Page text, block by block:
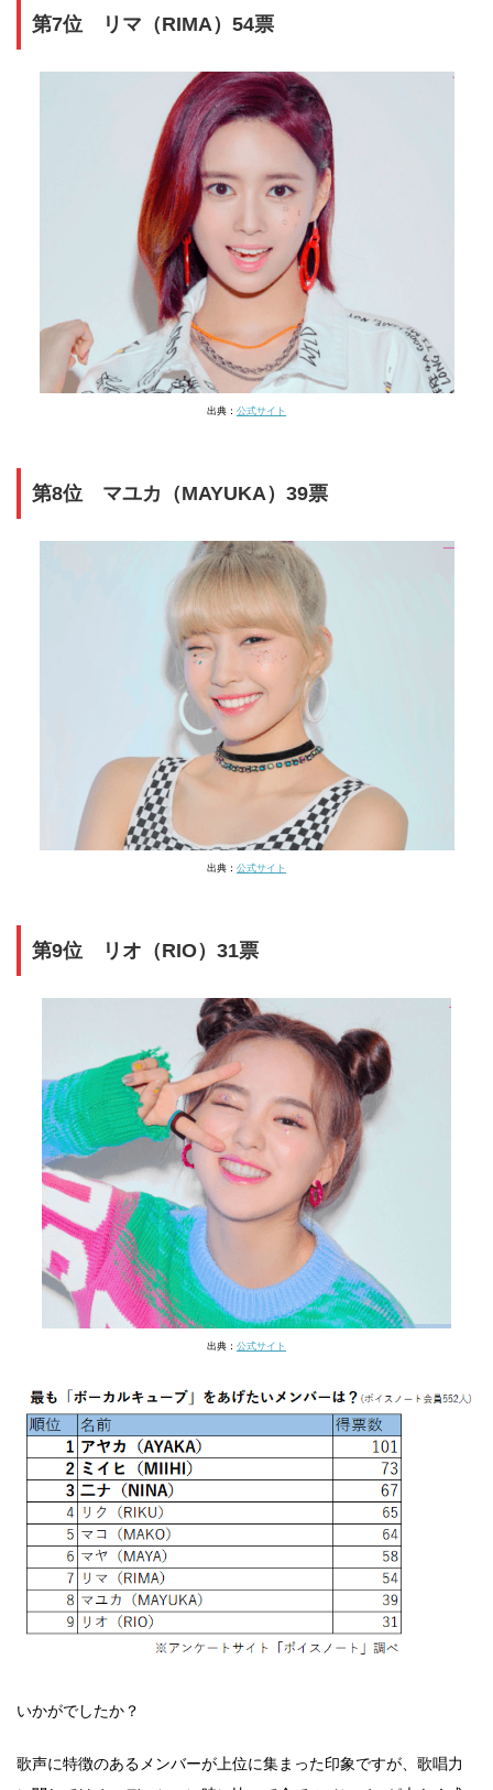
第7位 リマ（RIMA）54票
出典： 公式サイト
第8位 マユカ（MAYUKA）39票
出典： 公式サイト
第9位 リオ（RIO）31票
出典： 公式サイト
いかがでしたか？
歌声に特徴のあるメンバーが上位に集まった印象ですが、歌唱力